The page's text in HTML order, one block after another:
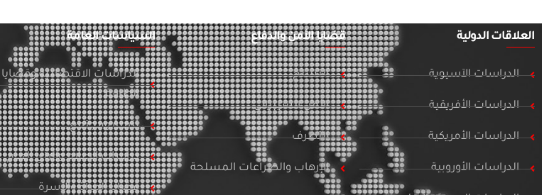
العلاقات الدولية
الدراسات الآسيوية
الدراسات الأفريقية
الدراسات الأمريكية
الدراسات الأوروبية
قضايا الأمن والدفاع
التسلح
الأمن السيبراني
التطرف
الإرهاب والصراعات المسلحة
السياسات العامة
الدراسات الاقتصادية وقضايا
الطاقة
تنمية ومجتمع
دراسات الإعلام والرأي العام
قضايا المرأة والأسرة